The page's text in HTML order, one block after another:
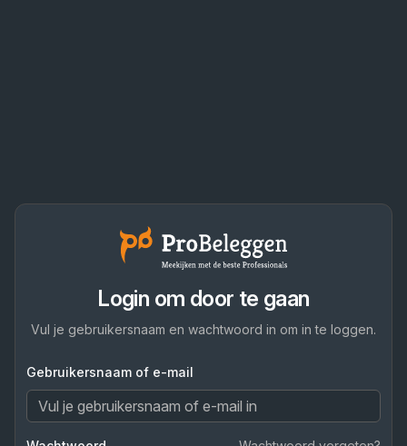
Login om door te gaan
Vul je gebruikersnaam en wachtwoord in om in te loggen.
Gebruikersnaam of e-mail